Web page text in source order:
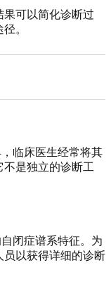
可以简化诊断过
。
临床医生经常将其
不是独立的诊断工
闭症谱系特征。为
员以获得详细的诊断